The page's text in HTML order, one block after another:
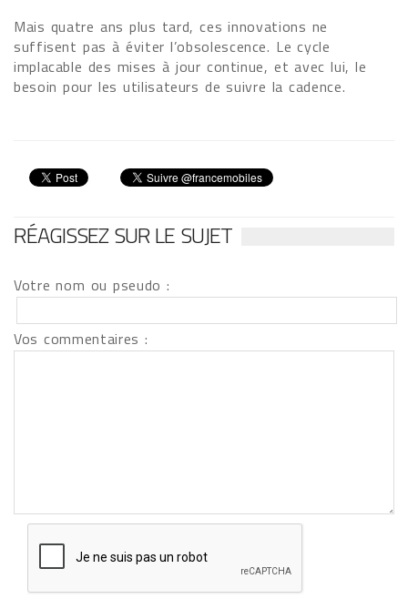
Mais quatre ans plus tard, ces innovations ne
suffisent pas à éviter l’obsolescence. Le cycle
implacable des mises à jour continue, et avec lui, le
besoin pour les utilisateurs de suivre la cadence.
RÉAGISSEZ SUR LE SUJET
Votre nom ou pseudo :
Vos commentaires :